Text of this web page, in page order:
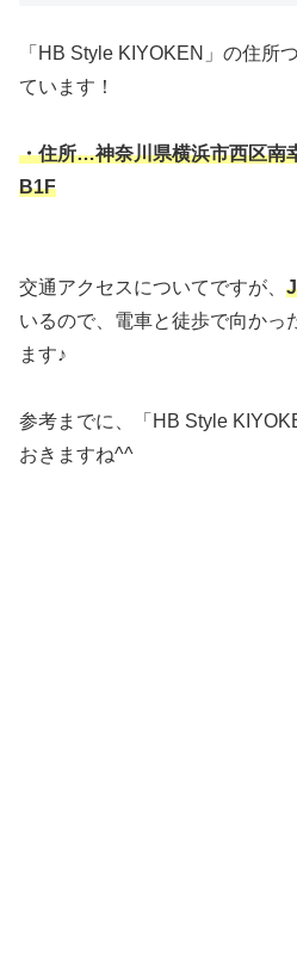
「HB Style KIYOKEN」の住所
ています！
・住所…神奈川県横浜市西区南
B1F
交通アクセスについてですが、
いるので、電車と徒歩で向かっ
ます♪
参考までに、「HB Style
おきますね^^